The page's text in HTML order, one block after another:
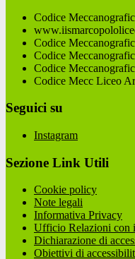
Codice
Codice
Codice
Codice
Codice Mecc Liceo
Seguici su
Instagram
Sezione Link Utili
Cookie policy
Note legali
Informativa Privacy
Ufficio Relazioni con
Dichiarazione di
Obiettivi di